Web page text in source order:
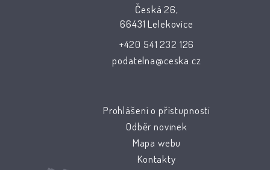
Česká 26,
66431 Lelekovice
+420 541 232 126
podatelna@ceska.cz
Prohlášení o přístupnosti
Odběr novinek
Mapa webu
Kontakty